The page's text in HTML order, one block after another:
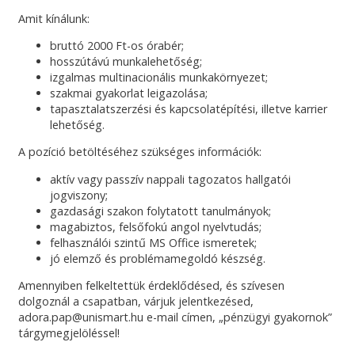
Amit kínálunk:
bruttó 2000 Ft-os órabér;
hosszútávú munkalehetőség;
izgalmas multinacionális munkakörnyezet;
szakmai gyakorlat leigazolása;
tapasztalatszerzési és kapcsolatépítési, illetve karrier
lehetőség.
A pozíció betöltéséhez szükséges információk:
aktív vagy passzív nappali tagozatos hallgatói
jogviszony;
gazdasági szakon folytatott tanulmányok;
magabiztos, felsőfokú angol nyelvtudás;
felhasználói szintű MS Office ismeretek;
jó elemző és problémamegoldó készség.
Amennyiben felkeltettük érdeklődésed, és szívesen
dolgoznál a csapatban, várjuk jelentkezésed,
adora.pap@unismart.hu e-mail címen, „pénzügyi gyakornok”
tárgymegjelöléssel!